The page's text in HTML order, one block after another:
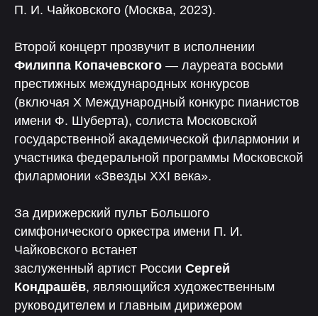
П. И. Чайковского (Москва, 2023).
Второй концерт прозвучит в исполнении
Филиппа Копачевского — лауреата восьми
престижных международных конкурсов
(включая Х Международный конкурс пианистов
имени Ф. Шуберта), солиста Московской
государственной академической филармонии и
участника федеральной программы Московской
филармонии «Звезды XXI века».
За дирижерский пульт Большого
симфонического оркестра имени П. И.
Чайковского встанет
заслуженный артист России Сергей
Кондрашёв, являющийся художественным
руководителем и главным дирижером